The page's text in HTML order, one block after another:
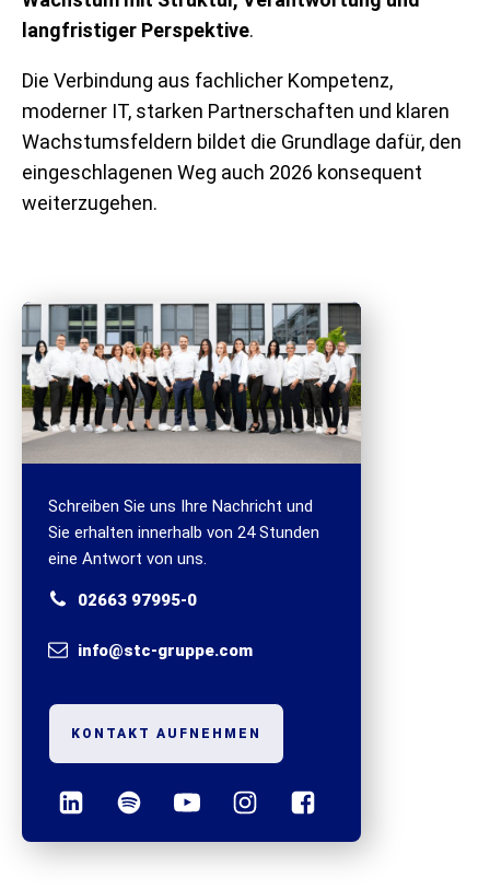
langfristiger Perspektive.
Die Verbindung aus fachlicher Kompetenz,
moderner IT, starken Partnerschaften und klaren
Wachstumsfeldern bildet die Grundlage dafür, den
eingeschlagenen Weg auch 2026 konsequent
weiterzugehen.
Schreiben Sie uns Ihre Nachricht und
Sie erhalten innerhalb von 24 Stunden
eine Antwort von uns.
02663 97995-0
info@stc-gruppe.com
KONTAKT AUFNEHMEN